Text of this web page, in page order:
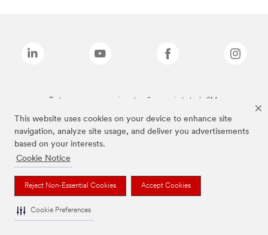
This website uses cookies on your device to enhance site
navigation, analyze site usage, and deliver you advertisements
based on your interests.
Cookie Notice
Reject Non-Essential Cookies Accept Cookies
Cookie Preferences
Todas as marcas mencionadas são propriedade da 3M.